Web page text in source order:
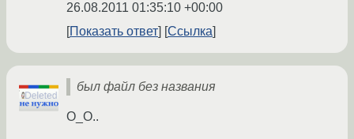
26.08.2011 01:35:10 +00:00
Показать ответ
Ссылка
был файл без названия
O_O..